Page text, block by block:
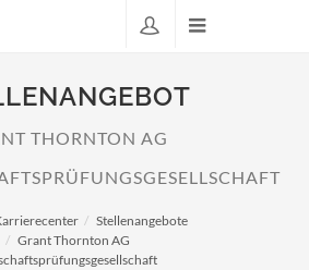
THORNTON AG
Stellenangebote
Grant Thornton AG